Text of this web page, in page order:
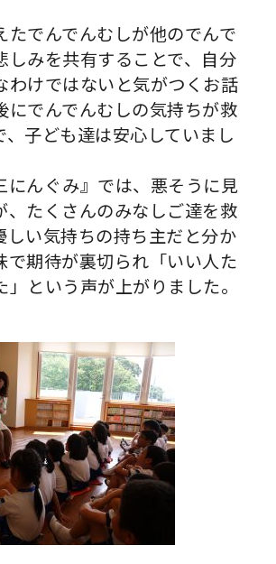
たでんでんむしが他のでんで
しみを共有することで、自分
わけではないと気がつくお話
にでんでんむしの気持ちが救
、子ども達は安心していまし
にんぐみ』では、悪そうに見
、たくさんのみなしご達を救
しい気持ちの持ち主だと分か
で期待が裏切られ「いい人た
」という声が上がりました。